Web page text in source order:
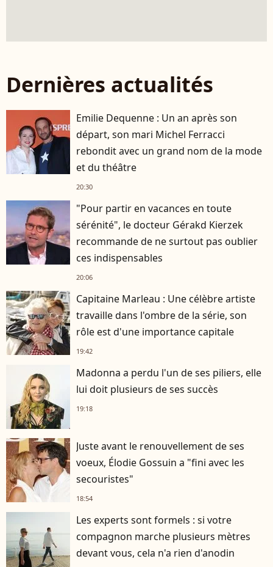
Dernières actualités
Emilie Dequenne : Un an après son
départ, son mari Michel Ferracci
rebondit avec un grand nom de la mode
et du théâtre
20:30
"Pour partir en vacances en toute
sérénité", le docteur Gérakd Kierzek
recommande de ne surtout pas oublier
ces indispensables
20:06
Capitaine Marleau : Une célèbre artiste
travaille dans l'ombre de la série, son
rôle est d'une importance capitale
19:42
Madonna a perdu l'un de ses piliers, elle
lui doit plusieurs de ses succès
19:18
Juste avant le renouvellement de ses
voeux, Élodie Gossuin a "fini avec les
secouristes"
18:54
Les experts sont formels : si votre
compagnon marche plusieurs mètres
devant vous, cela n'a rien d'anodin